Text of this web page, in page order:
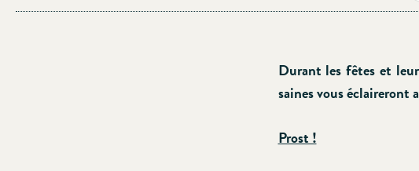
Durant les fêtes et
saines vous éclaireront
Prost !